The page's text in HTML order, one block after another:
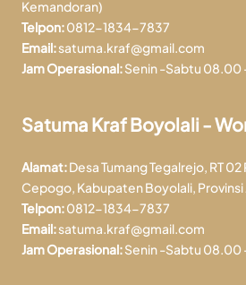
Kemandoran)
Telpon:0812-1834-7837
Email:satuma.kraf@gmail.com
Jam Operasional:Senin -Sabtu 08.00
Satuma Kraf Boyolali -
Alamat:Desa Tumang Tegalrejo, RT
Cepogo, Kabupaten Boyolali, Provinsi
Telpon:0812-1834-7837
Email:satuma.kraf@gmail.com
Jam Operasional:Senin -Sabtu 08.00